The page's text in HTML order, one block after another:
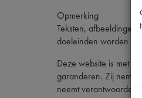
Opmerking
Teksten, afbeeldingen
doeleinden worden
Deze website is met
garanderen. Zij
neemt